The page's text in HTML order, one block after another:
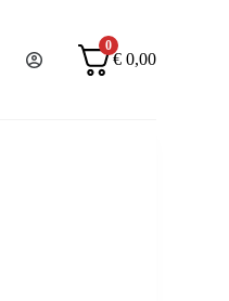
0
€0,00